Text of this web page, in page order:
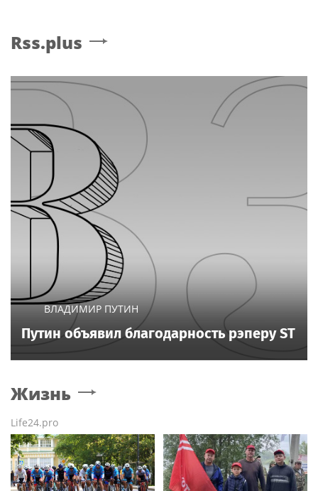
Rss.plus
ВЛАДИМИР ПУТИН
Путин объявил благодарность рэперу ST
Жизнь
Life24.pro